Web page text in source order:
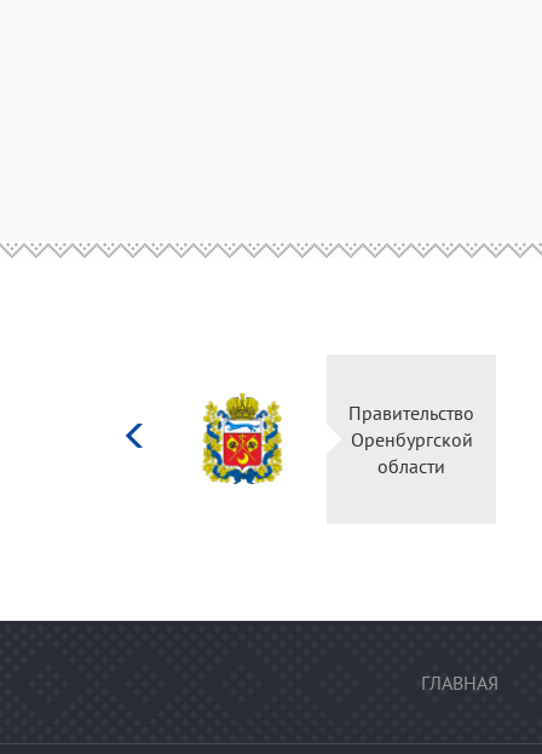
Российской
Правительство
Оренбургской
области
ГЛАВНАЯ